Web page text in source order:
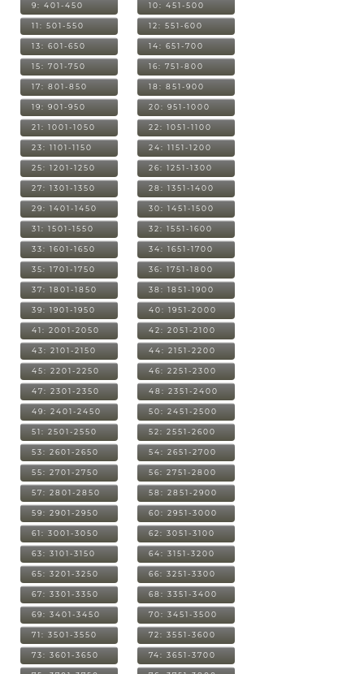
9: 401-450 10: 451-500
11: 501-550 12: 551-600
13: 601-650 14: 651-700
15: 701-750 16: 751-800
17: 801-850 18: 851-900
19: 901-950 20: 951-1000
21: 1001-1050 22: 1051-1100
23: 1101-1150 24: 1151-1200
25: 1201-1250 26: 1251-1300
27: 1301-1350 28: 1351-1400
29: 1401-1450 30: 1451-1500
31: 1501-1550 32: 1551-1600
33: 1601-1650 34: 1651-1700
35: 1701-1750 36: 1751-1800
37: 1801-1850 38: 1851-1900
39: 1901-1950 40: 1951-2000
41: 2001-2050 42: 2051-2100
43: 2101-2150 44: 2151-2200
45: 2201-2250 46: 2251-2300
47: 2301-2350 48: 2351-2400
49: 2401-2450 50: 2451-2500
51: 2501-2550 52: 2551-2600
53: 2601-2650 54: 2651-2700
55: 2701-2750 56: 2751-2800
57: 2801-2850 58: 2851-2900
59: 2901-2950 60: 2951-3000
61: 3001-3050 62: 3051-3100
63: 3101-3150 64: 3151-3200
65: 3201-3250 66: 3251-3300
67: 3301-3350 68: 3351-3400
69: 3401-3450 70: 3451-3500
71: 3501-3550 72: 3551-3600
73: 3601-3650 74: 3651-3700